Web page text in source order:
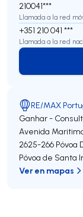
210041***
Llamada a la red
+351 210 041 ***
Llamada a la red
RE/MAX
Ganhar -
Avenida
2625-266 Póvoa
Póvoa de Santa
Ver en mapas